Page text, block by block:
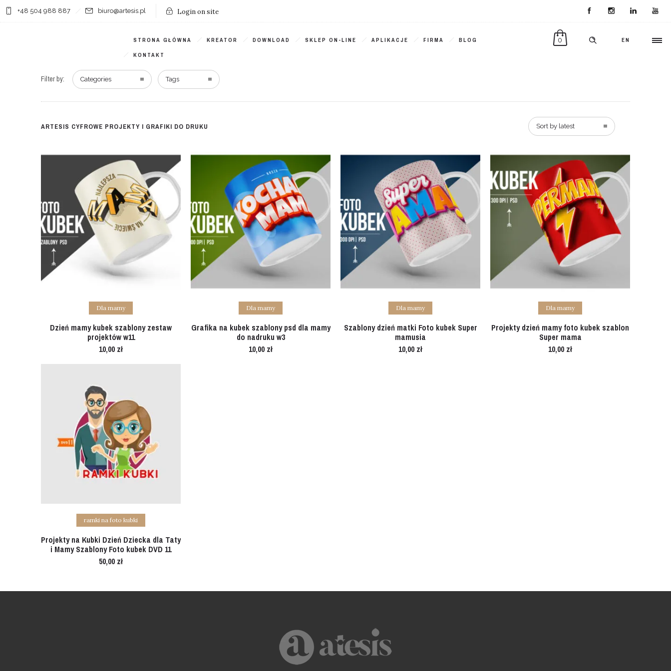
+48 504 988 887 biuro@artesis.pl Login on site
EN
0
STRONA GŁÓWNA KREATOR DOWNLOAD SKLEP ON-LINE APLIKACJE FIRMA BLOG
KONTAKT
Filter by: Categories Tags
ARTESIS CYFROWE PROJEKTY I GRAFIKI DO DRUKU Sort by latest
Add to cart
Dla mamy
Dzień mamy kubek szablony zestaw
projektów w11
10,00 zł
Add to cart
Dla mamy
Grafika na kubek szablony psd dla mamy
do nadruku w3
10,00 zł
Add to cart
Dla mamy
Szablony dzień matki Foto kubek Super
mamusia
10,00 zł
Add to cart
Dla mamy
Projekty dzień mamy foto kubek szablon
Super mama
10,00 zł
Add to cart
ramki na foto kubki
Projekty na Kubki Dzień Dziecka dla Taty
i Mamy Szablony Foto kubek DVD 11
50,00 zł